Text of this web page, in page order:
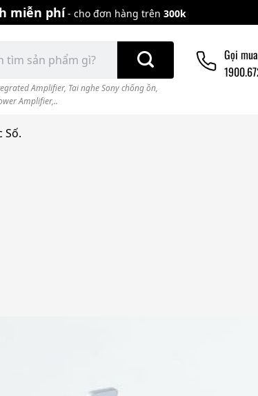
miễn phí- cho đơn hàng trên 300k
Amplifier, Tai nghe Sony chống ồn,
Amplifier,..
Gọi
Số.